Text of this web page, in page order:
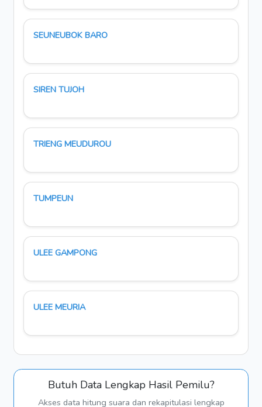
SEUNEUBOK BARO
SIREN TUJOH
TRIENG MEUDUROU
TUMPEUN
ULEE GAMPONG
ULEE MEURIA
Butuh Data Lengkap Hasil Pemilu?
Akses data hitung suara dan rekapitulasi lengkap